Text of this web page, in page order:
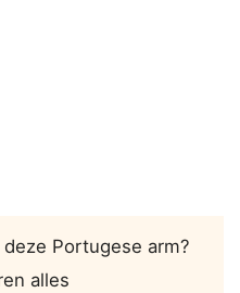
Portugese arm?
alles